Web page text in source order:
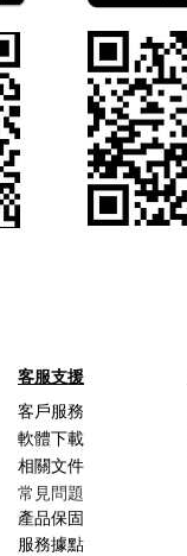
客服支援
客戶服務
軟體下載
常見問題
產品保固
服務據點
相關文件